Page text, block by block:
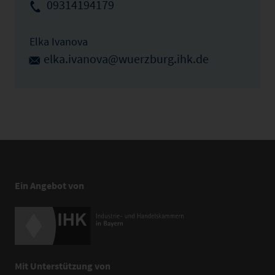
09314194179
Elka Ivanova
elka.ivanova@wuerzburg.ihk.de
Ein Angebot von
Mit Unterstützung von